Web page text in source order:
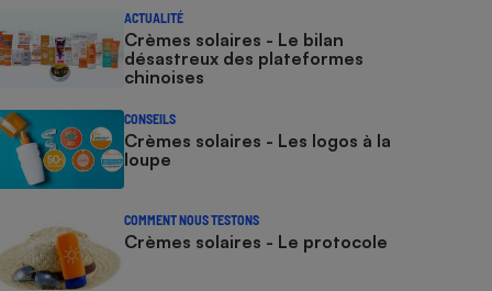
ACTUALITÉ
Crèmes solaires - Le bilan
désastreux des plateformes
chinoises
CONSEILS
Crèmes solaires - Les logos à la
loupe
COMMENT NOUS TESTONS
Crèmes solaires - Le protocole